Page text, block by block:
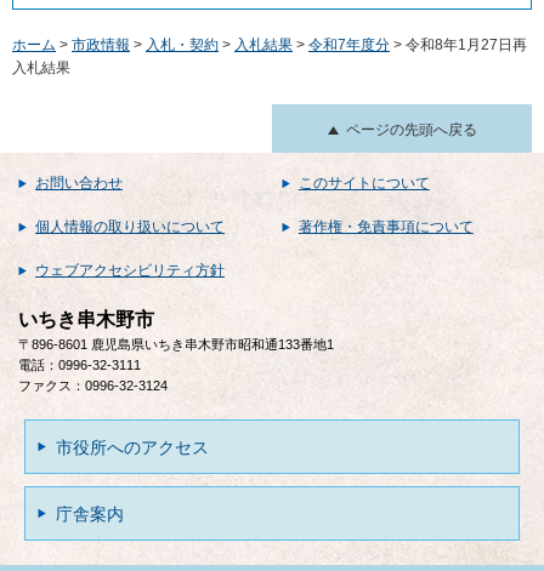
ホーム > 市政情報 > 入札・契約 > 入札結果 > 令和7年度分 > 令和8年1月27日再
入札結果
ページの先頭へ戻る
お問い合わせ このサイトについて
個人情報の取り扱いについて 著作権・免責事項について
ウェブアクセシビリティ方針
いちき串木野市
〒896-8601 鹿児島県いちき串木野市昭和通133番地1
電話：0996-32-3111
ファクス：0996-32-3124
市役所へのアクセス
庁舎案内